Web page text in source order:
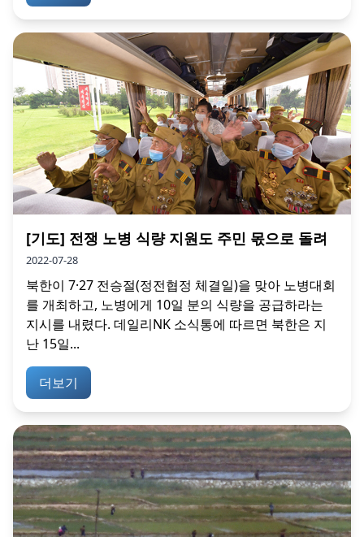
[기도] 전쟁 노병 식량 지원도 주민 몫으로 돌려
2022-07-28
북한이 7·27 전승절(정전협정 체결일)을 맞아 노병대회
를 개최하고, 노병에게 10일 분의 식량을 공급하라는
지시를 내렸다. 데일리NK 소식통에 따르면 북한은 지
난 15일...
더보기